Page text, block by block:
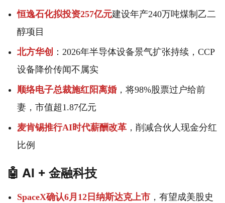
恒逸石化拟投资257亿元建设年产240万吨煤制乙二
醇项目
北方华创 ：2026年半导体设备景气扩张持续，CCP
设备降价传闻不属实
顺络电子总裁施红阳离婚，将98%股票过户给前
妻，市值超1.87亿元
麦肯锡推行AI时代薪酬改革 ，削减合伙人现金分红
比例
🤖 AI + 金融科技
SpaceX确认6月12日纳斯达克上市 ，有望成美股史